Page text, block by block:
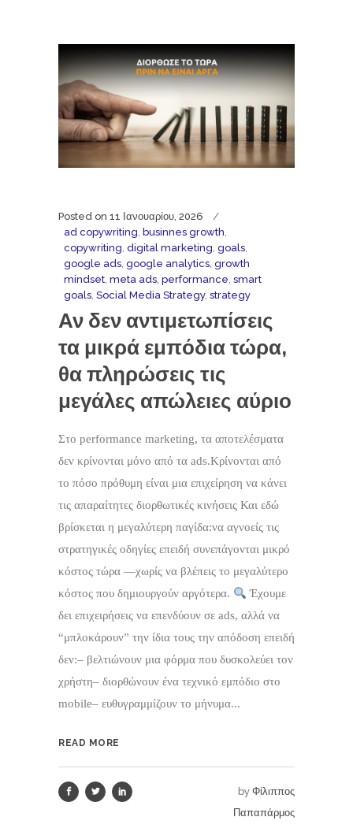
Posted on 11 Ιανουαρίου, 2026
ad copywriting, businnes growth,
copywriting, digital marketing, goals,
google ads, google analytics, growth
mindset, meta ads, performance, smart
goals, Social Media Strategy, strategy
Αν δεν αντιμετωπίσεις
τα μικρά εμπόδια τώρα,
θα πληρώσεις τις
μεγάλες απώλειες αύριο
Στο performance marketing, τα αποτελέσματα
δεν κρίνονται μόνο από τα ads.Κρίνονται από
το πόσο πρόθυμη είναι μια επιχείρηση να κάνει
τις απαραίτητες διορθωτικές κινήσεις Και εδώ
βρίσκεται η μεγαλύτερη παγίδα:να αγνοείς τις
στρατηγικές οδηγίες επειδή συνεπάγονται μικρό
κόστος τώρα —χωρίς να βλέπεις το μεγαλύτερο
κόστος που δημιουργούν αργότερα.
Έχουμε
δει επιχειρήσεις να επενδύουν σε ads, αλλά να
“μπλοκάρουν” την ίδια τους την απόδοση επειδή
δεν:– βελτιώνουν μια φόρμα που δυσκολεύει τον
χρήστη– διορθώνουν ένα τεχνικό εμπόδιο στο
mobile– ευθυγραμμίζουν το μήνυμα...
READ MORE
by Φίλιππος
Παπαπάρμος